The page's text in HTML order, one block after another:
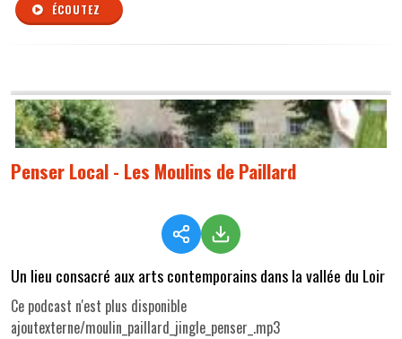
ÉCOUTEZ
Penser Local - Les Moulins de Paillard
Un lieu consacré aux arts contemporains dans la vallée du Loir
Ce podcast n'est plus disponible
ajoutexterne/moulin_paillard_jingle_penser_.mp3